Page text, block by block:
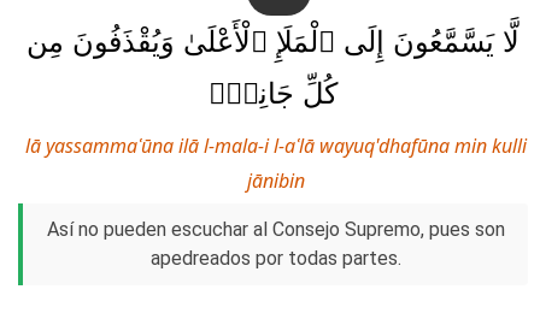
لَّا يَسَّمَّعُونَ إِلَى ٱلْمَلَإِ ٱلْأَعْلَىٰ وَيُقْذَفُونَ مِن
كُلِّ جَانِبٍۢ
lā yassammaʿūna ilā l-mala-i l-aʿlā wayuq'dhafūna min kulli
jānibin
Así no pueden escuchar al Consejo Supremo, pues son
apedreados por todas partes.